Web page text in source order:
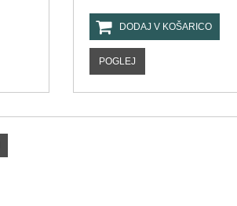
DODAJ V KOŠARICO
POGLEJ